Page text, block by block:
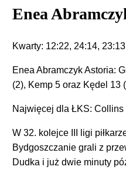
Enea
Kwarty: 12:22, 24:14,
Enea Abramczyk Astoria:
(2), Kemp 5 oraz Kędel 13
Najwięcej dla ŁKS:
W 32. kolejce III ligi
Bydgoszczanie grali z
Dudka i już dwie minuty